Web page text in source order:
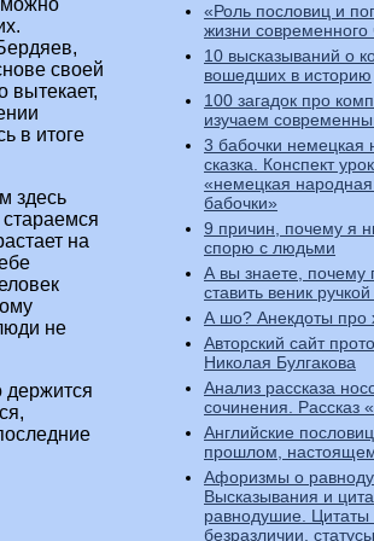
своей
вытекает,
в итоге
здесь
на
не
держится
«Роль пословиц и
жизни современного
10 высказываний о
вошедших в историю
100 загадок про
изучаем
3 бабочки немецкая
сказка. Конспект
«немецкая народная
бабочки»
9 причин, почему я
спорю с людьми
А вы знаете, почему
ставить веник
А шо? Анекдоты про
Авторский сайт
Николая Булгакова
Анализ рассказа
сочинения. Рассказ
Английские
прошлом,
Афоризмы о
Высказывания и
равнодушие. Цитаты
безразличии,